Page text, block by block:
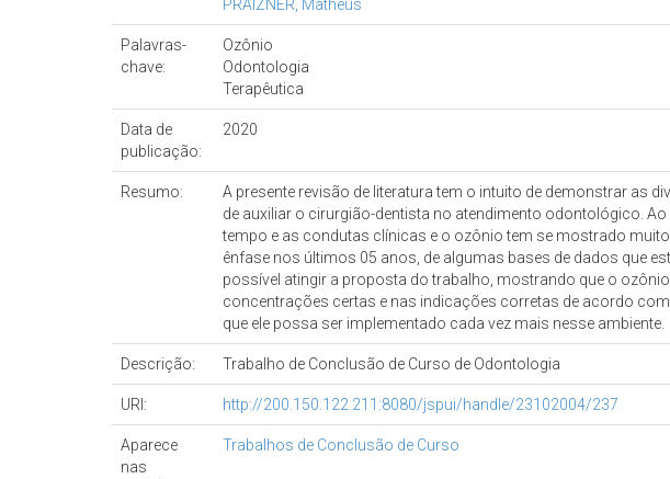
PRAIZNER, Matheus
Palavras-
chave:
Ozônio
Odontologia
Terapêutica
Data de
publicação:
2020
Resumo:
A presente revisão de literatura tem o intuito de demonstrar as
de auxiliar o cirurgião-dentista no atendimento odontológico.
tempo e as condutas clínicas e o ozônio tem se mostrado
ênfase nos últimos 05 anos, de algumas bases de dados que
possível atingir a proposta do trabalho, mostrando que o
concentrações certas e nas indicações corretas de acordo
que ele possa ser implementado cada vez mais nesse ambiente.
Descrição: Trabalho de Conclusão de Curso de Odontologia
URI: http://200.150.122.211:8080/jspui/handle/23102004/237
Aparece
nas
Trabalhos de Conclusão de Curso